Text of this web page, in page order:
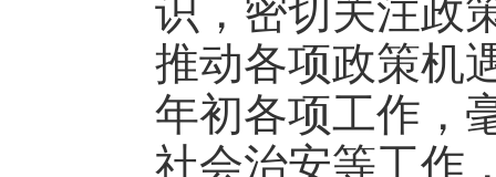
识，密切关注政
推动各项政策机
年初各项工作，
社会治安等工作